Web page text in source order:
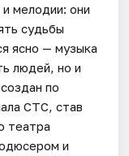
мелодии: они
судьбы
ясно — музыка
людей, но и
по
СТС, став
театра
и